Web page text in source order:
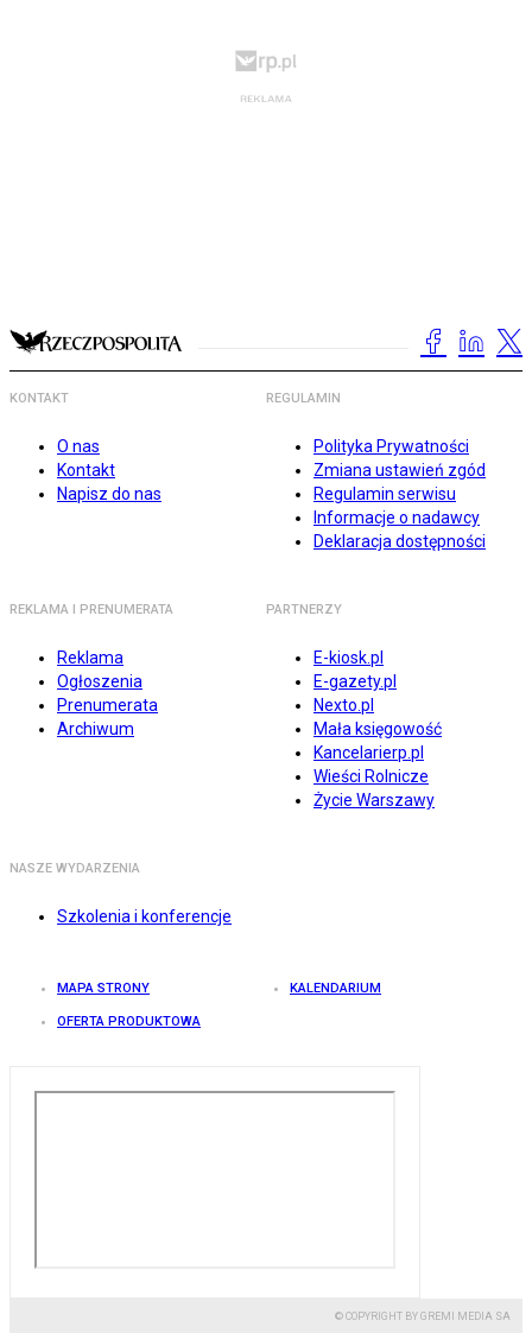
KONTAKT
O nas
Kontakt
Napisz do nas
REGULAMIN
Polityka Prywatności
Zmiana ustawień zgód
Regulamin serwisu
Informacje o nadawcy
Deklaracja dostępności
REKLAMA I PRENUMERATA
Reklama
Ogłoszenia
Prenumerata
Archiwum
PARTNERZY
E-kiosk.pl
E-gazety.pl
Nexto.pl
Mała księgowość
Kancelarierp.pl
Wieści Rolnicze
Życie Warszawy
NASZE WYDARZENIA
Szkolenia i konferencje
MAPA STRONY KALENDARIUM
OFERTA PRODUKTOWA
© COPYRIGHT BY GREMI MEDIA SA